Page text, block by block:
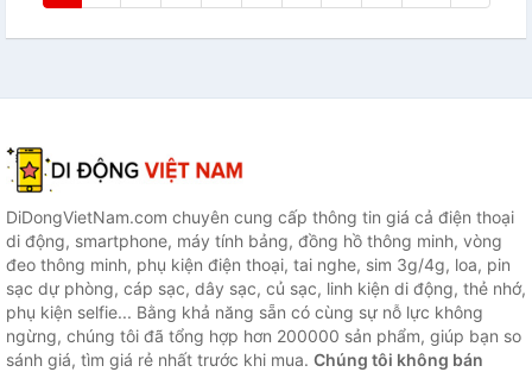
DiDongVietNam.com chuyên cung cấp thông tin giá cả điện thoại
di động, smartphone, máy tính bảng, đồng hồ thông minh, vòng
đeo thông minh, phụ kiện điện thoại, tai nghe, sim 3g/4g, loa, pin
sạc dự phòng, cáp sạc, dây sạc, củ sạc, linh kiện di động, thẻ nhớ,
phụ kiện selfie... Bằng khả năng sẵn có cùng sự nỗ lực không
ngừng, chúng tôi đã tổng hợp hơn 200000 sản phẩm, giúp bạn so
sánh giá, tìm giá rẻ nhất trước khi mua. Chúng tôi không bán